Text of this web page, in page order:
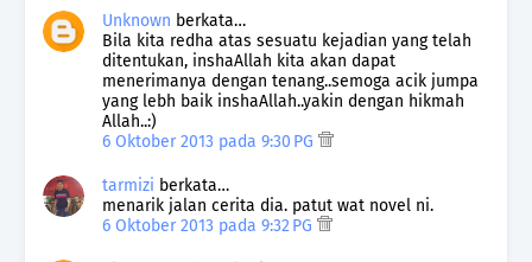
Unknown berkata…
Bila kita redha atas sesuatu kejadian yang telah
ditentukan, inshaAllah kita akan dapat
menerimanya dengan tenang..semoga acik jumpa
yang lebh baik inshaAllah..yakin dengan hikmah
Allah..:)
6 Oktober 2013 pada 9:30 PG
tarmizi berkata…
menarik jalan cerita dia. patut wat novel ni.
6 Oktober 2013 pada 9:32 PG